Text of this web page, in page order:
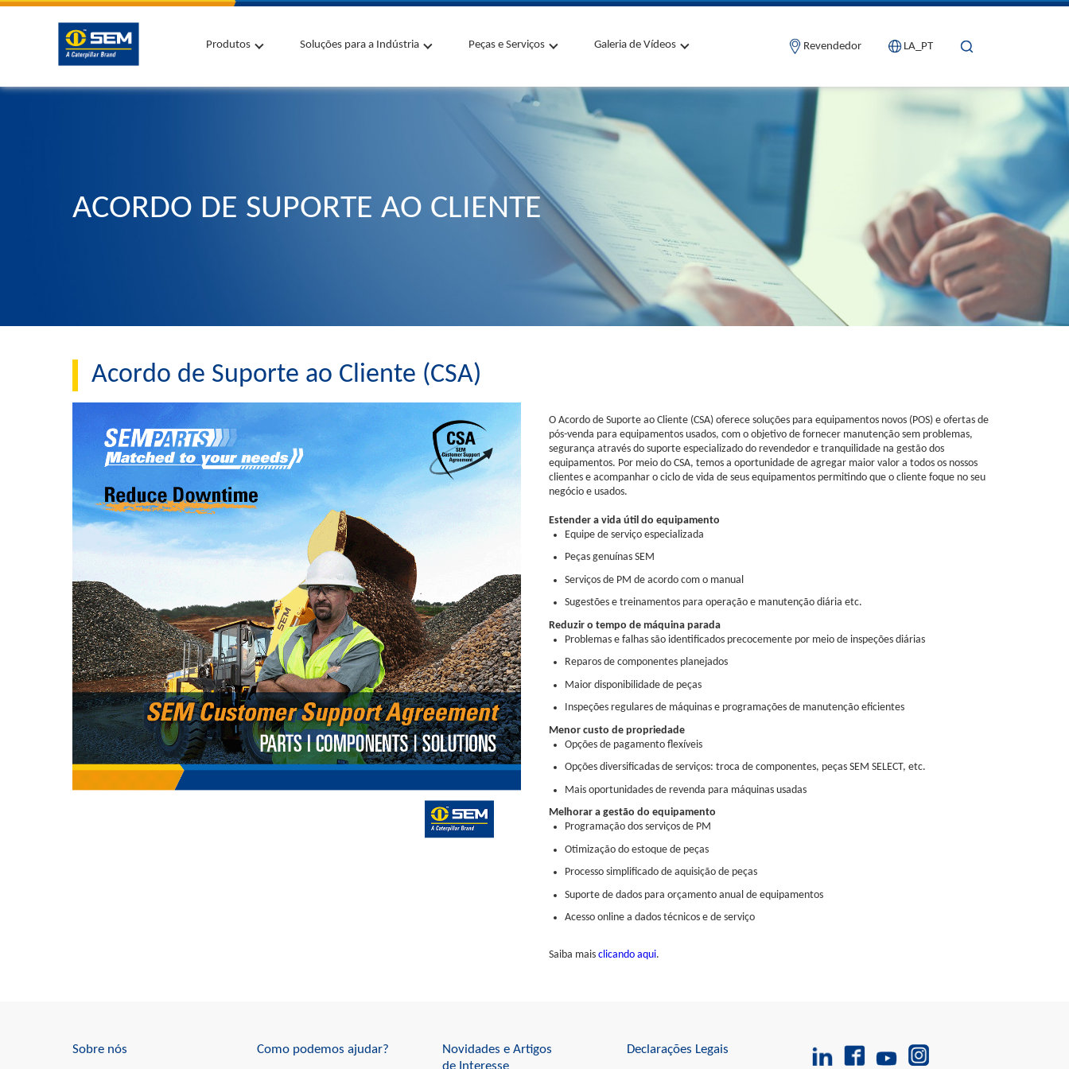
Produtos Soluções para a Indústria Peças e Serviços Galeria de Vídeos Revendedor LA_PT
ACORDO DE SUPORTE AO CLIENTE
Acordo de Suporte ao Cliente (CSA)
O Acordo de Suporte ao Cliente (CSA) oferece soluções para equipamentos novos (POS) e ofertas de
pós-venda para equipamentos usados, com o objetivo de fornecer manutenção sem problemas,
segurança através do suporte especializado do revendedor e tranquilidade na gestão dos
equipamentos. Por meio do CSA, temos a oportunidade de agregar maior valor a todos os nossos
clientes e acompanhar o ciclo de vida de seus equipamentos permitindo que o cliente foque no seu
negócio e usados.
Estender a vida útil do equipamento
Equipe de serviço especializada
Peças genuínas SEM
Serviços de PM de acordo com o manual
Sugestões e treinamentos para operação e manutenção diária etc.
Reduzir o tempo de máquina parada
Problemas e falhas são identificados precocemente por meio de inspeções diárias
Reparos de componentes planejados
Maior disponibilidade de peças
Inspeções regulares de máquinas e programações de manutenção eficientes
Menor custo de propriedade
Opções de pagamento flexíveis
Opções diversificadas de serviços: troca de componentes, peças SEM SELECT, etc.
Mais oportunidades de revenda para máquinas usadas
Melhorar a gestão do equipamento
Programação dos serviços de PM
Otimização do estoque de peças
Processo simplificado de aquisição de peças
Suporte de dados para orçamento anual de equipamentos
Acesso online a dados técnicos e de serviço
Saiba mais clicando aqui.
Sobre nós Como podemos ajudar?
Novidades e Artigos
Declarações Legais